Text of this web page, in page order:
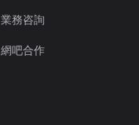
業務咨詢
網吧合作